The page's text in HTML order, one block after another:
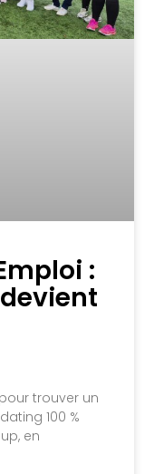
:
trouver un
100 %
en